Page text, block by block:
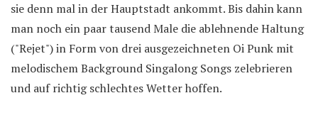
sie denn mal in der Hauptstadt ankommt. Bis dahin kann
man noch ein paar tausend Male die ablehnende Haltung
("Rejet") in Form von drei ausgezeichneten Oi Punk mit
melodischem Background Singalong Songs zelebrieren
und auf richtig schlechtes Wetter hoffen.